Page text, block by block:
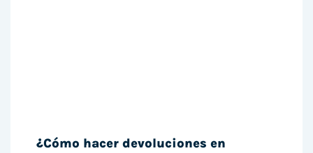
¿Cómo hacer devoluciones en